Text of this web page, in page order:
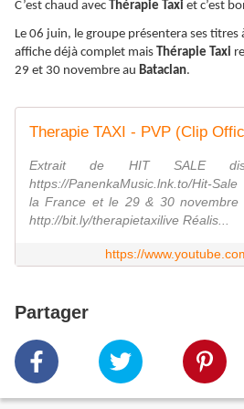
C’est chaud avec Thérapie Taxi et c’est
Le 06 juin, le groupe présentera ses titres
affiche déjà complet mais Thérapie Taxi
29 et 30 novembre au Bataclan.
Therapie TAXI - PVP (Clip
Extrait de HIT SALE
https://PanenkaMusic.lnk.to/Hit-
la France et le 29 & 30 novembre
http://bit.ly/therapietaxilive Réalis...
https://
Partager